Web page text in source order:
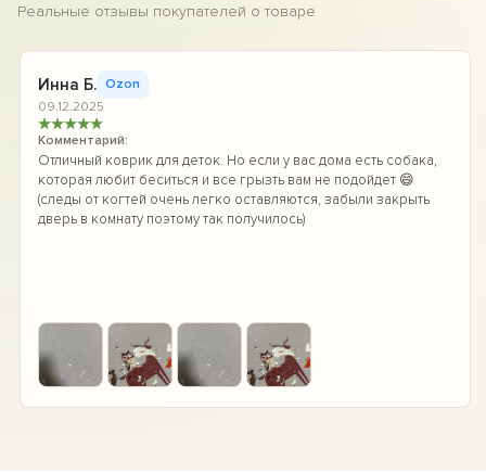
Реальные отзывы покупателей о товаре
Инна Б. Ozon
09.12.2025
★★★★★
Комментарий:
Отличный коврик для деток. Но если у вас дома есть собака,
которая любит беситься и все грызть вам не подойдет 😄
(следы от когтей очень легко оставляются, забыли закрыть
дверь в комнату поэтому так получилось)